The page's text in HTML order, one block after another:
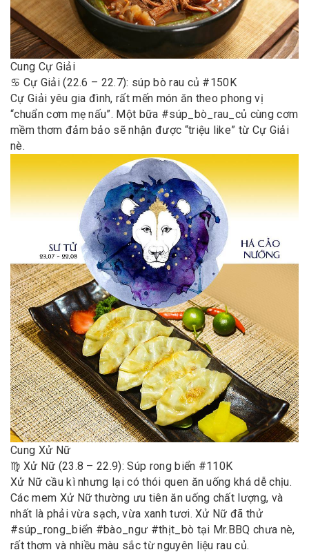
Cung Cự Giải
♋️ Cự Giải (22.6 – 22.7): súp bò rau củ #150K
Cự Giải yêu gia đình, rất mến món ăn theo phong vị
“chuẩn cơm mẹ nấu”. Một bữa #súp_bò_rau_củ cùng cơm
mềm thơm đảm bảo sẽ nhận được “triệu like” từ Cự Giải
nè.
Cung Xử Nữ
♍️ Xử Nữ (23.8 – 22.9): Súp rong biển #110K
Xử Nữ cầu kì nhưng lại có thói quen ăn uống khá dễ chịu.
Các mem Xử Nữ thường ưu tiên ăn uống chất lượng, và
nhất là phải vừa sạch, vừa xanh tươi. Xử Nữ đã thử
#súp_rong_biển #bào_ngư #thịt_bò tại Mr.BBQ chưa nè,
rất thơm và nhiều màu sắc từ nguyên liệu rau củ.